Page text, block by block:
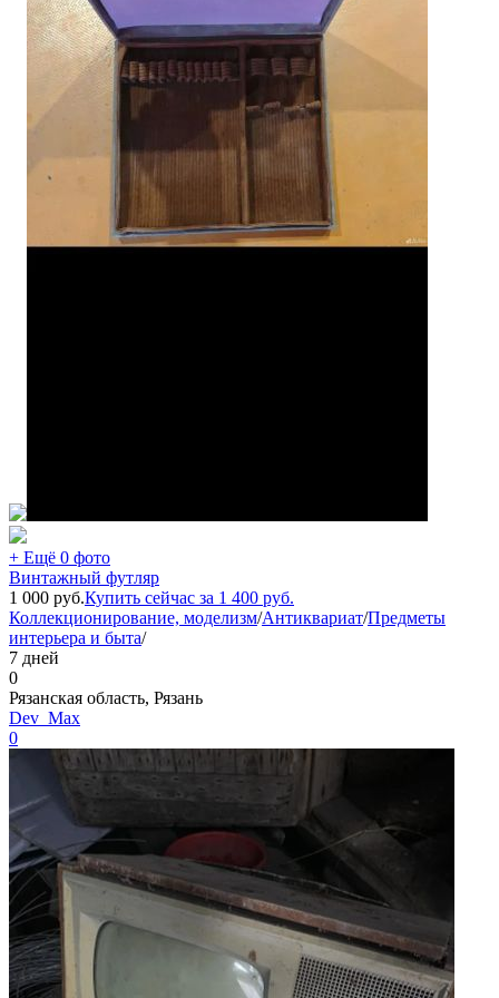
+ Ещё 0 фото
Винтажный футляр
1 000 руб.Купить сейчас за 1 400 руб.
Коллекционирование, моделизм/Антиквариат/Предметы
интерьера и быта/
7 дней
0
Рязанская область, Рязань
Dev_Max
0